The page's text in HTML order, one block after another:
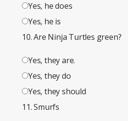
Yes, he does
Yes, he is
10. Are Ninja Turtles green?
Yes, they are.
Yes, they do
Yes, they should
11. Smurfs